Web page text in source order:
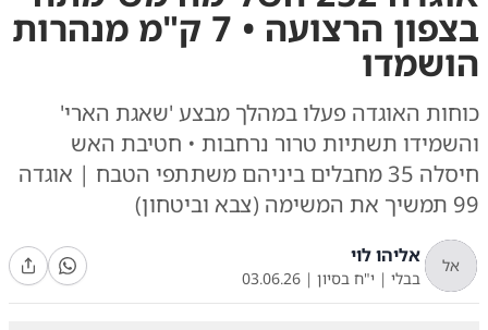
בצפון הרצועה • 7 ק"מ מנהרות
הושמדו
כוחות האוגדה פעלו במהלך מבצע 'שאגת הארי'
והשמידו תשתיות טרור נרחבות • חטיבת האש
חיסלה 35 מחבלים ביניהם משתתפי הטבח | אוגדה
99 תמשיך את המשימה (צבא וביטחון)
אל אליהו לוי
בבלי | י"ח בסיון |
03.06.26